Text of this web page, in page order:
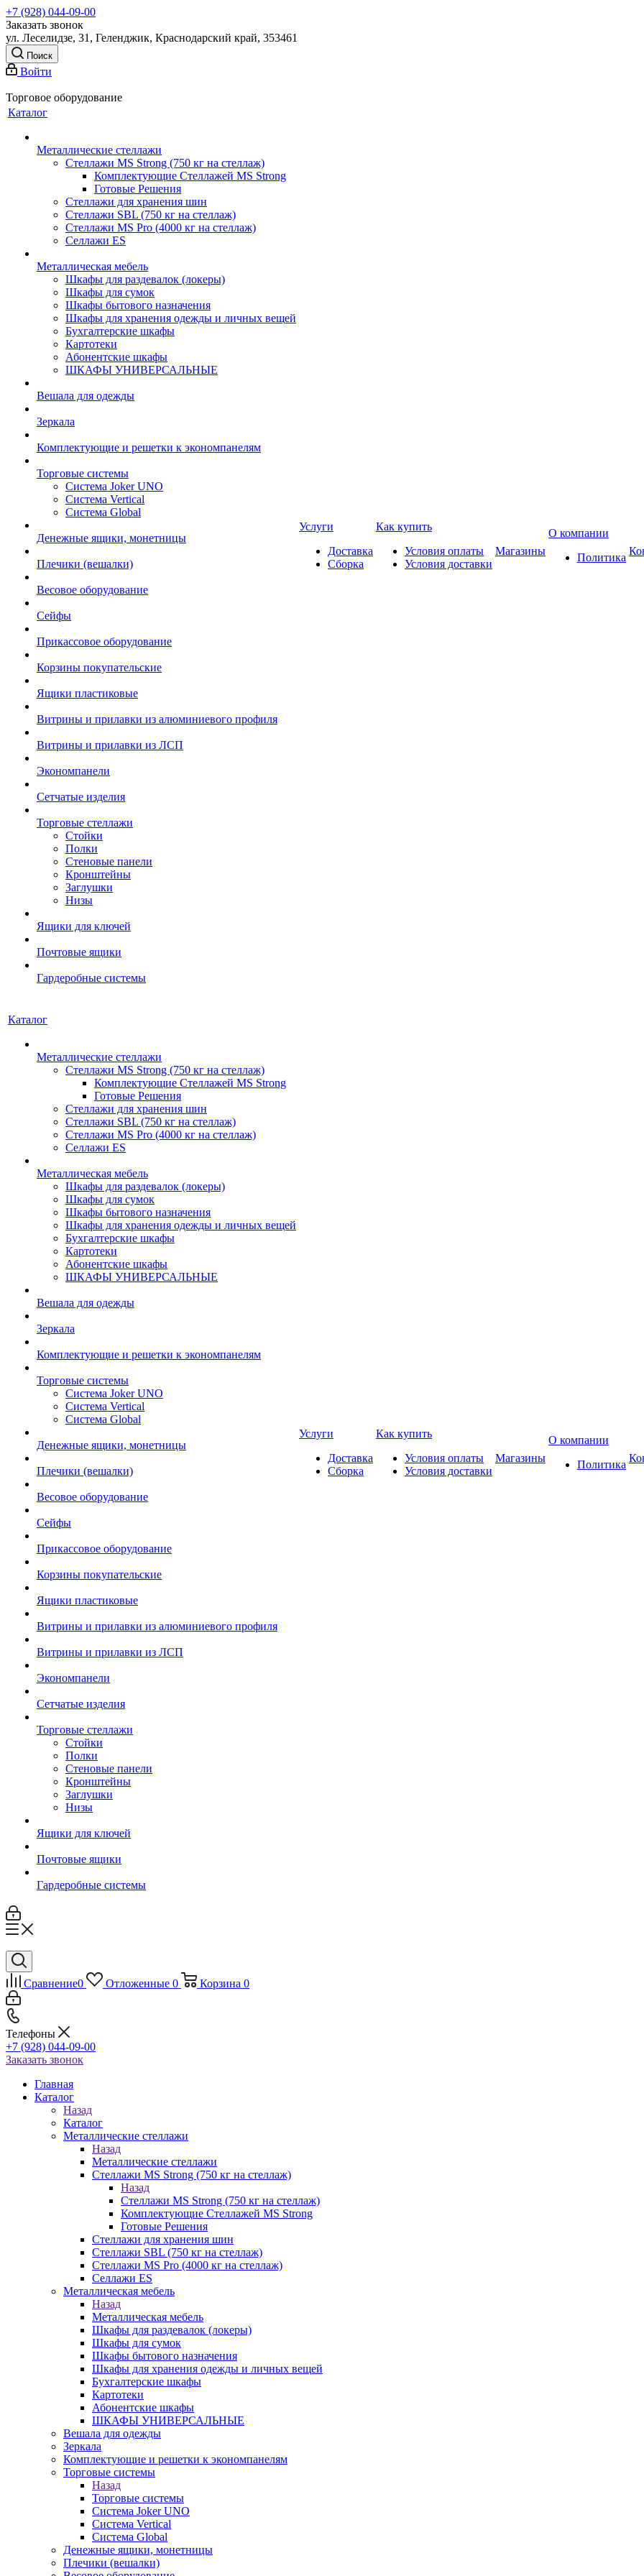
+7 (928) 044-09-00
Заказать звонок
ул. Леселидзе, 31, Геленджик, Краснодарский край, 353461
Поиск
Войти
Торговое оборудование
Каталог
Металлические стеллажи
Стеллажи MS Strong (750 кг на стеллаж)
Комплектующие Стеллажей MS Strong
Готовые Решения
Стеллажи для хранения шин
Стеллажи SBL (750 кг на стеллаж)
Стеллажи MS Pro (4000 кг на стеллаж)
Селлажи ES
Металлическая мебель
Шкафы для раздевалок (локеры)
Шкафы для сумок
Шкафы бытового назначения
Шкафы для хранения одежды и личных вещей
Бухгалтерские шкафы
Картотеки
Абонентские шкафы
ШКАФЫ УНИВЕРСАЛЬНЫЕ
Вешала для одежды
Зеркала
Комплектующие и решетки к экономпанелям
Торговые системы
Система Joker UNO
Система Vertical
Система Global
Денежные ящики, монетницы
Плечики (вешалки)
Весовое оборудование
Сейфы
Прикассовое оборудование
Корзины покупательские
Ящики пластиковые
Витрины и прилавки из алюминиевого профиля
Витрины и прилавки из ЛСП
Экономпанели
Сетчатые изделия
Торговые стеллажи
Стойки
Полки
Стеновые панели
Кронштейны
Заглушки
Низы
Ящики для ключей
Почтовые ящики
Гардеробные системы
Услуги
Доставка
Сборка
Как купить
Условия оплаты
Условия доставки
Магазины
О компании
Политика
Каталог
Металлические стеллажи
Стеллажи MS Strong (750 кг на стеллаж)
Комплектующие Стеллажей MS Strong
Готовые Решения
Стеллажи для хранения шин
Стеллажи SBL (750 кг на стеллаж)
Стеллажи MS Pro (4000 кг на стеллаж)
Селлажи ES
Металлическая мебель
Шкафы для раздевалок (локеры)
Шкафы для сумок
Шкафы бытового назначения
Шкафы для хранения одежды и личных вещей
Бухгалтерские шкафы
Картотеки
Абонентские шкафы
ШКАФЫ УНИВЕРСАЛЬНЫЕ
Вешала для одежды
Зеркала
Комплектующие и решетки к экономпанелям
Торговые системы
Система Joker UNO
Система Vertical
Система Global
Денежные ящики, монетницы
Плечики (вешалки)
Весовое оборудование
Сейфы
Прикассовое оборудование
Корзины покупательские
Ящики пластиковые
Витрины и прилавки из алюминиевого профиля
Витрины и прилавки из ЛСП
Экономпанели
Сетчатые изделия
Торговые стеллажи
Стойки
Полки
Стеновые панели
Кронштейны
Заглушки
Низы
Ящики для ключей
Почтовые ящики
Гардеробные системы
Услуги
Доставка
Сборка
Как купить
Условия оплаты
Условия доставки
Магазины
О компании
Политика
Сравнение0 Отложенные 0 Корзина 0
Телефоны
+7 (928) 044-09-00
Заказать звонок
Главная
Каталог
Назад
Каталог
Металлические стеллажи
Назад
Металлические стеллажи
Стеллажи MS Strong (750 кг на стеллаж)
Назад
Стеллажи MS Strong (750 кг на стеллаж)
Комплектующие Стеллажей MS Strong
Готовые Решения
Стеллажи для хранения шин
Стеллажи SBL (750 кг на стеллаж)
Стеллажи MS Pro (4000 кг на стеллаж)
Селлажи ES
Металлическая мебель
Назад
Металлическая мебель
Шкафы для раздевалок (локеры)
Шкафы для сумок
Шкафы бытового назначения
Шкафы для хранения одежды и личных вещей
Бухгалтерские шкафы
Картотеки
Абонентские шкафы
ШКАФЫ УНИВЕРСАЛЬНЫЕ
Вешала для одежды
Зеркала
Комплектующие и решетки к экономпанелям
Торговые системы
Назад
Торговые системы
Система Joker UNO
Система Vertical
Система Global
Денежные ящики, монетницы
Плечики (вешалки)